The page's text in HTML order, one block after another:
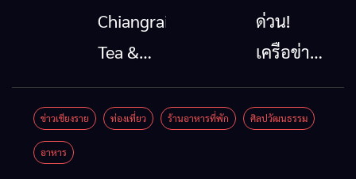
โทรคมนาคม
กรณีภัย
เชียงราย
เมื่อ
นาตะวัน
ออก
รวมของดี
สินค้าเด่น
Chiangrai
Tea &
Coffee
Festival
ด่วน!
เครือข่าย
ลุ่มน้ำกก
ยื่น 5 ข้อ
ข่าวเชียงราย ท่องเที่ยว ร้านอาหารที่พัก ศิลปวัฒนธรรม
อาหาร